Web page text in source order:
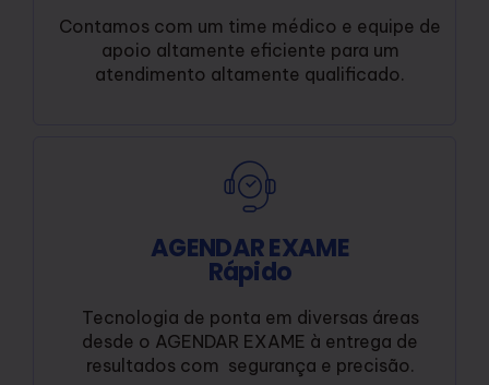
Contamos com um time médico e equipe de
apoio altamente eficiente para um
atendimento altamente qualificado.
AGENDAR EXAME
Rápido
Tecnologia de ponta em diversas áreas
desde o AGENDAR EXAME à entrega de
resultados com segurança e precisão.